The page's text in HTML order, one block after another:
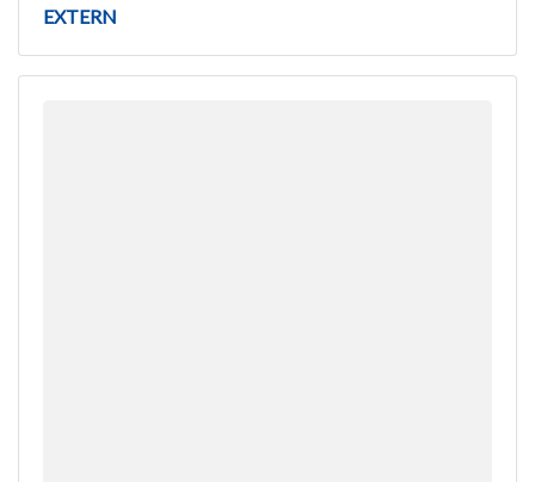
EXTERN